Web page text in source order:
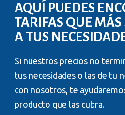
AQUÍ PUEDES
TARIFAS QUE MÁS
A TUS
Si nuestros precios no
tus necesidades o las de tu
con nosotros, te
producto que las cubra.